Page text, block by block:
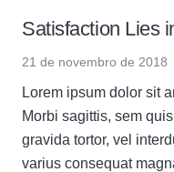
Satisfaction Lies
21 de novembro de 2018
Lorem ipsum dolor sit
Morbi sagittis, sem
gravida tortor, vel
varius consequat